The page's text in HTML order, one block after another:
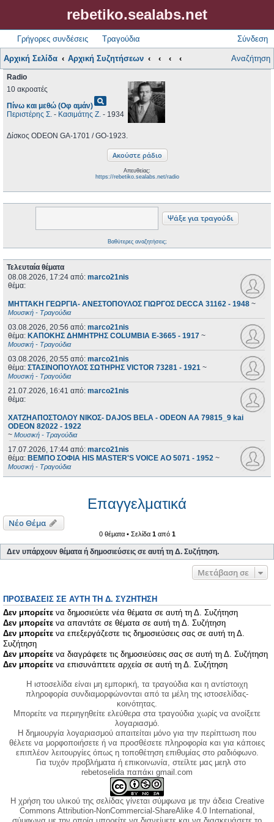
rebetiko.sealabs.net
Γρήγορες συνδέσεις Τραγούδια Σύνδεση
Αρχική Σελίδα Αρχική Συζητήσεων Αναζήτηση
Radio
10 ακροατές
Πίνω και μεθώ (Οφ αμάν)pageview
Περιστέρης Σ. - Κασιμάτης Ζ. - 1934
Δίσκος ODEON GA-1701 / GO-1923.
Απευθείας:
https://rebetiko.sealabs.net/radio
Βαθύτερες αναζητήσεις;
Τελευταία θέματα
08.08.2026, 17:24 από: marco21nis
θέμα:
ΜΗΤΤΑΚΗ ΓΕΩΡΓΙΑ- ΑΝΕΣΤΟΠΟΥΛΟΣ ΓΙΩΡΓΟΣ DECCA 31162 - 1948 ~
Μουσική - Τραγούδια
03.08.2026, 20:56 από: marco21nis
θέμα: ΚΑΠΟΚΗΣ ΔΗΜΗΤΡΗΣ COLUMBIA E-3665 - 1917 ~
Μουσική - Τραγούδια
03.08.2026, 20:55 από: marco21nis
θέμα: ΣΤΑΣΙΝΟΠΟΥΛΟΣ ΣΩΤΗΡΗΣ VICTOR 73281 - 1921 ~
Μουσική - Τραγούδια
21.07.2026, 16:41 από: marco21nis
θέμα:
ΧΑΤΖΗΑΠΟΣΤΟΛΟΥ ΝΙΚΟΣ- DAJOS BELA - ODEON AA 79815_9 kai
ODEON 82022 - 1922
~ Μουσική - Τραγούδια
17.07.2026, 17:44 από: marco21nis
θέμα: ΒΕΜΠΟ ΣΟΦΙΑ HIS MASTER'S VOICE AO 5071 - 1952 ~
Μουσική - Τραγούδια
Επαγγελματικά
Νέο Θέμα
0 θέματα • Σελίδα 1από 1
Δεν υπάρχουν θέματα ή δημοσιεύσεις σε αυτή τη Δ. Συζήτηση.
Μετάβαση σε
ΠΡΟΣΒΆΣΕΙΣ ΣΕ ΑΥΤΉ ΤΗ Δ. ΣΥΖΉΤΗΣΗ
Δεν μπορείτε να δημοσιεύετε νέα θέματα σε αυτή τη Δ. Συζήτηση
Δεν μπορείτε να απαντάτε σε θέματα σε αυτή τη Δ. Συζήτηση
Δεν μπορείτε να επεξεργάζεστε τις δημοσιεύσεις σας σε αυτή τη Δ.
Συζήτηση
Δεν μπορείτε να διαγράφετε τις δημοσιεύσεις σας σε αυτή τη Δ. Συζήτηση
Δεν μπορείτε να επισυνάπτετε αρχεία σε αυτή τη Δ. Συζήτηση
Η ιστοσελίδα είναι μη εμπορική, τα τραγούδια και η αντίστοιχη
πληροφορία συνδιαμορφώνονται από τα μέλη της ιστοσελίδας-
κοινότητας.
Μπορείτε να περιηγηθείτε ελεύθερα στα τραγούδια χωρίς να ανοίξετε
λογαριασμό.
Η δημιουργία λογαριασμού απαιτείται μόνο για την περίπτωση που
θέλετε να μορφοποιήσετε ή να προσθέσετε πληροφορία και για κάποιες
επιπλέον λειτουργίες όπως η τοποθέτηση επιθυμίας στο ραδιόφωνο.
Για τυχόν προβλήματα ή επικοινωνία, στείλτε μας μεηλ στο
rebetoselida παπάκι gmail.com
Η χρήση του υλικού της σελίδας γίνεται σύμφωνα με την άδεια Creative
Commons Attribution-NonCommercial-ShareAlike 4.0 International,